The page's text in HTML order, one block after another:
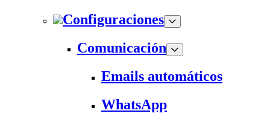
Configuraciones
Comunicación
Emails automáticos
WhatsApp